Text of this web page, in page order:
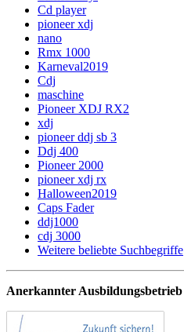
Cd player
pioneer xdj
nano
Rmx 1000
Karneval2019
Cdj
maschine
Pioneer XDJ RX2
xdj
pioneer ddj sb 3
Ddj 400
Pioneer 2000
pioneer xdj rx
Halloween2019
Caps Fader
ddj1000
cdj 3000
Weitere beliebte Suchbegriffe
Anerkannter Ausbildungsbetrieb